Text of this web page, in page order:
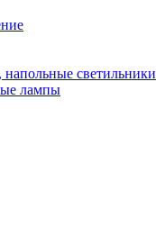
светильники
лампы